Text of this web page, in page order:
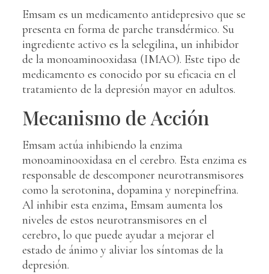
Emsam es un medicamento antidepresivo que se
presenta en forma de parche transdérmico. Su
ingrediente activo es la selegilina, un inhibidor
de la monoaminooxidasa (IMAO). Este tipo de
medicamento es conocido por su eficacia en el
tratamiento de la depresión mayor en adultos.
Mecanismo de Acción
Emsam actúa inhibiendo la enzima
monoaminooxidasa en el cerebro. Esta enzima es
responsable de descomponer neurotransmisores
como la serotonina, dopamina y norepinefrina.
Al inhibir esta enzima, Emsam aumenta los
niveles de estos neurotransmisores en el
cerebro, lo que puede ayudar a mejorar el
estado de ánimo y aliviar los síntomas de la
depresión.